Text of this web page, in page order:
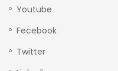
Youtube
Fecebook
Twitter